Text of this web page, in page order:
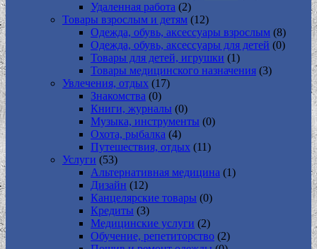
Удаленная работа (2)
Товары взрослым и детям (12)
Одежда, обувь, аксессуары взрослым (8)
Одежда, обувь, аксессуары для детей (0)
Товары для детей, игрушки (1)
Товары медицинского назначения (3)
Увлечения, отдых (17)
Знакомства (0)
Книги, журналы (0)
Музыка, инструменты (0)
Охота, рыбалка (4)
Путешествия, отдых (11)
Услуги (53)
Альтернативная медицина (1)
Дизайн (12)
Канцелярские товары (0)
Кредиты (3)
Медицинские услуги (2)
Обучение, репетиторство (2)